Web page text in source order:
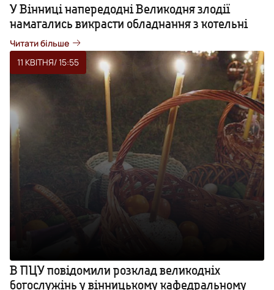
У Вінниці напередодні Великодня злодії
намагались викрасти обладнання з котельні
Читати більше
11 КВІТНЯ/ 15:55
В ПЦУ повідомили розклад великодніх
богослужінь у вінницькому кафедральному